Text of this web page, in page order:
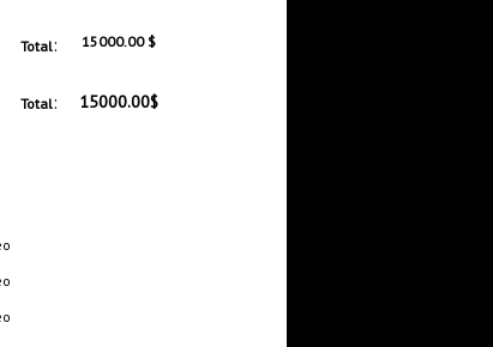
Total: 15000.00 $
Total: 15000.00$